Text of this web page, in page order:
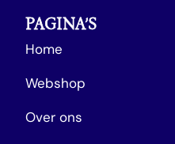
PAGINA’S
Home
Webshop
Over ons